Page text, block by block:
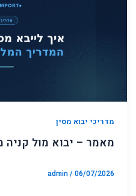
מדריכי יבוא מסין
מאמר – יבוא מול
admin/06/07/2026